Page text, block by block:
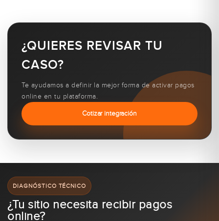
¿QUIERES REVISAR TU
CASO?
Te ayudamos a definir la mejor forma de activar pagos
online en tu plataforma.
Cotizar integración
DIAGNÓSTICO TÉCNICO
¿Tu sitio necesita recibir pagos
online?